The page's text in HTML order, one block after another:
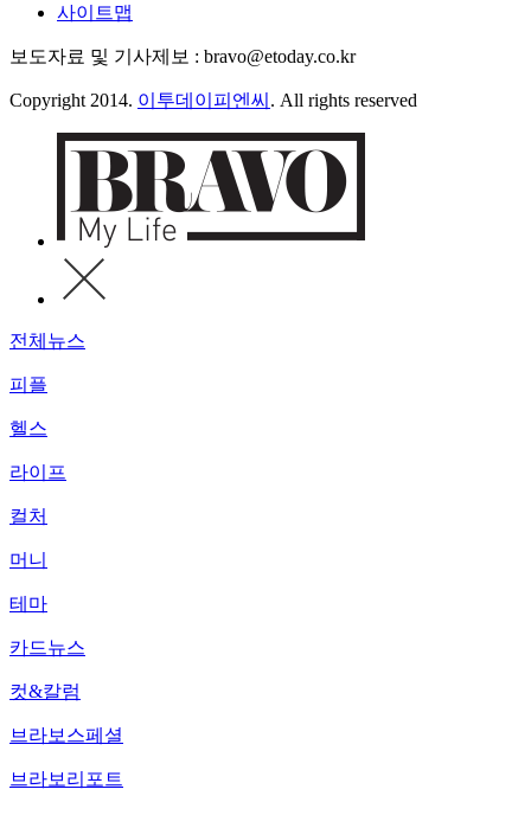
사이트맵
보도자료 및 기사제보 : bravo@etoday.co.kr
Copyright 2014. 이투데이피엔씨 . All rights reserved
전체뉴스
피플
헬스
라이프
컬처
머니
테마
카드뉴스
컷&칼럼
브라보스페셜
브라보리포트